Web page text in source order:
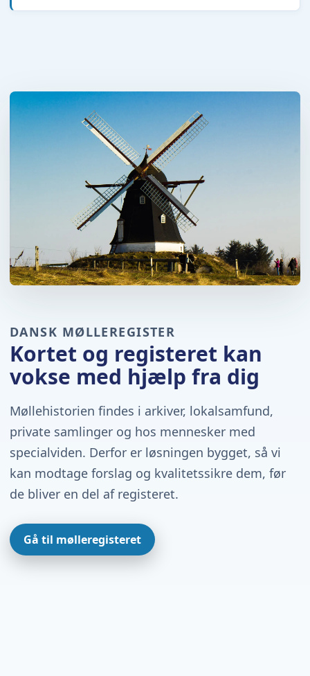
DANSK MØLLEREGISTER
Kortet og registeret kan
vokse med hjælp fra dig
Møllehistorien findes i arkiver, lokalsamfund,
private samlinger og hos mennesker med
specialviden. Derfor er løsningen bygget, så vi
kan modtage forslag og kvalitetssikre dem, før
de bliver en del af registeret.
Gå til mølleregisteret